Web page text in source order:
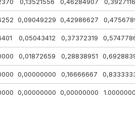
0,09049229 0,42986627 0,47567891
0,05043412 0,37372319
0,01872659 0,28838951
0,00000000 0,16666667
0,00000000 0,00000000 1.00000000